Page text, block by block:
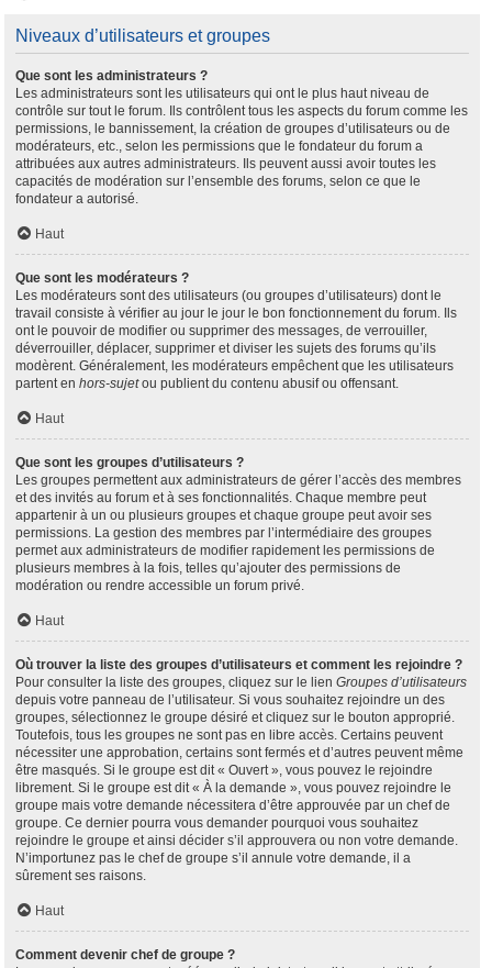
Niveaux d’utilisateurs et groupes
Que sont les administrateurs ?
Les administrateurs sont les utilisateurs qui ont le plus haut niveau de
contrôle sur tout le forum. Ils contrôlent tous les aspects du forum comme les
permissions, le bannissement, la création de groupes d’utilisateurs ou de
modérateurs, etc., selon les permissions que le fondateur du forum a
attribuées aux autres administrateurs. Ils peuvent aussi avoir toutes les
capacités de modération sur l’ensemble des forums, selon ce que le
fondateur a autorisé.
Haut
Que sont les modérateurs ?
Les modérateurs sont des utilisateurs (ou groupes d’utilisateurs) dont le
travail consiste à vérifier au jour le jour le bon fonctionnement du forum. Ils
ont le pouvoir de modifier ou supprimer des messages, de verrouiller,
déverrouiller, déplacer, supprimer et diviser les sujets des forums qu’ils
modèrent. Généralement, les modérateurs empêchent que les utilisateurs
partent en hors-sujetou publient du contenu abusif ou offensant.
Haut
Que sont les groupes d’utilisateurs ?
Les groupes permettent aux administrateurs de gérer l’accès des membres
et des invités au forum et à ses fonctionnalités. Chaque membre peut
appartenir à un ou plusieurs groupes et chaque groupe peut avoir ses
permissions. La gestion des membres par l’intermédiaire des groupes
permet aux administrateurs de modifier rapidement les permissions de
plusieurs membres à la fois, telles qu’ajouter des permissions de
modération ou rendre accessible un forum privé.
Haut
Où trouver la liste des groupes d’utilisateurs et comment les rejoindre ?
Pour consulter la liste des groupes, cliquez sur le lien Groupes d’utilisateurs
depuis votre panneau de l’utilisateur. Si vous souhaitez rejoindre un des
groupes, sélectionnez le groupe désiré et cliquez sur le bouton approprié.
Toutefois, tous les groupes ne sont pas en libre accès. Certains peuvent
nécessiter une approbation, certains sont fermés et d’autres peuvent même
être masqués. Si le groupe est dit « Ouvert », vous pouvez le rejoindre
librement. Si le groupe est dit « À la demande », vous pouvez rejoindre le
groupe mais votre demande nécessitera d’être approuvée par un chef de
groupe. Ce dernier pourra vous demander pourquoi vous souhaitez
rejoindre le groupe et ainsi décider s’il approuvera ou non votre demande.
N’importunez pas le chef de groupe s’il annule votre demande, il a
sûrement ses raisons.
Haut
Comment devenir chef de groupe ?